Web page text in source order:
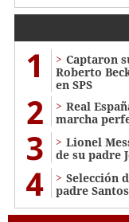
1
Captaron
Roberto
en SPS
2
Real
marcha
3
Lionel
de su padre
4
Selección
padre